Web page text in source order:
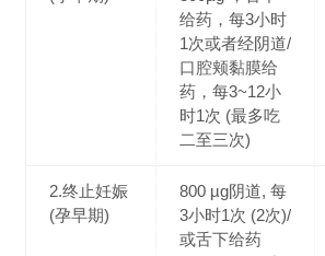
给药，每3小时
1次或者经阴道/
口腔颊黏膜给
药，每3~12小
时1次 (最多吃
二至三次)
2.终止妊娠
(孕早期)
800 µg阴道, 每
3小时1次 (2次)/
或舌下给药